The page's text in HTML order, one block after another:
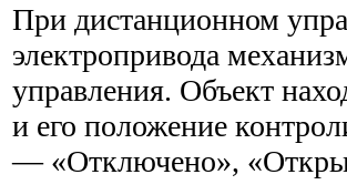
При дистанционном
электропривода
управления. Объект
и его положение
— «Отключено»,